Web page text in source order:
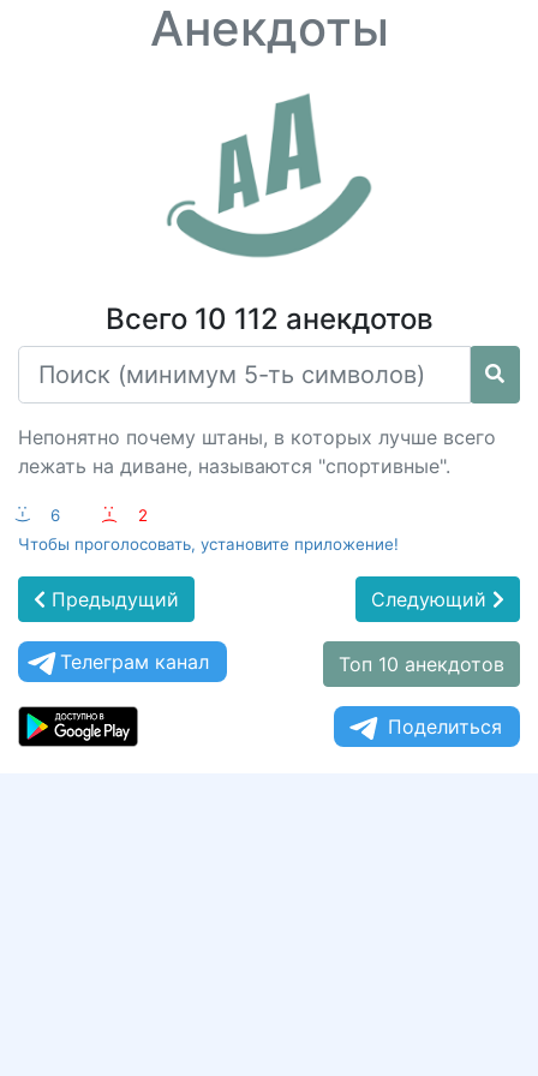
Анекдоты
Всего 10 112 анекдотов
Непонятно почему штаны, в которых лучше всего
лежать на диване, называются "спортивные".
:-) 6 :-(
2
Чтобы проголосовать, установите приложение!
Предыдущий Следующий
Телеграм канал Топ 10 анекдотов
Поделиться